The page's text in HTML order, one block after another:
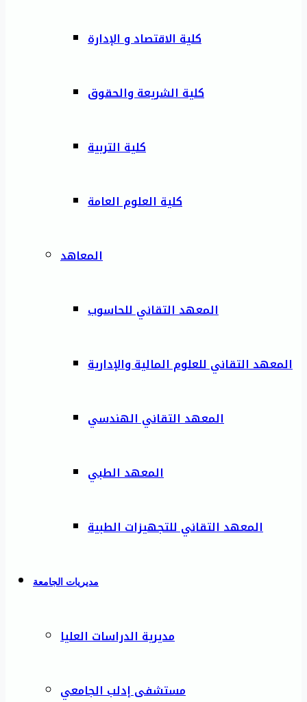
كلية الاقتصاد و الإدارة
كلية الشريعة والحقوق
كلية التربية
كلية العلوم العامة
المعاهد
المعهد التقاني للحاسوب
المعهد التقاني للعلوم المالية والإدارية
المعهد التقاني الهندسي
المعهد الطبي
المعهد التقاني للتجهيزات الطبية
مديريات الجامعة
مديرية الدراسات العليا
مستشفى إدلب الجامعي